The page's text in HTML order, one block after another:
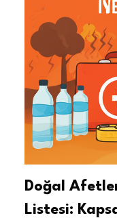
Doğal
Listesi: